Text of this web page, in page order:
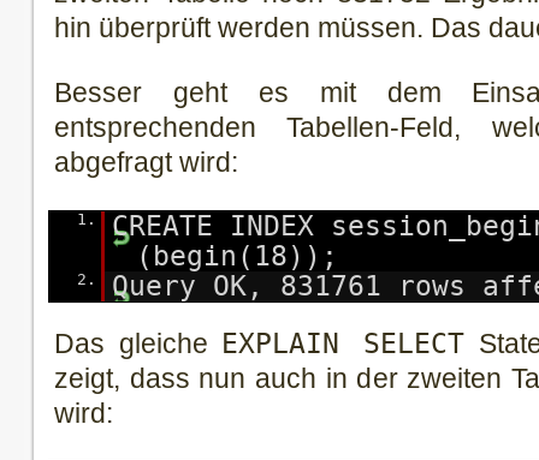
hin überprüft werden müssen. Das
Besser geht es mit dem
entsprechenden Tabellen-Feld,
abgefragt wird:
1.
CREATE INDEX
(begin(18));
2.
Query OK, 831761 rows
Das gleiche EXPLAIN SELECT
zeigt, dass nun auch in der zweiten
wird: